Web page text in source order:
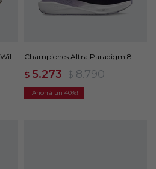
Championes Altra Paradigm 8 -
$ 5.273 $ 8.790
40